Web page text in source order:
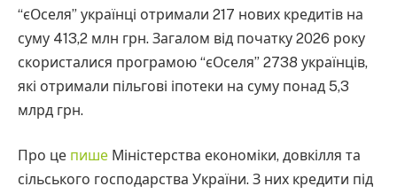
“єОселя” українці отримали 217 нових кредитів на
суму 413,2 млн грн. Загалом від початку 2026 року
скористалися програмою “єОселя” 2738 українців,
які отримали пільгові іпотеки на суму понад 5,3
млрд грн.
Про це пише Міністерства економіки, довкілля та
сільського господарства України. З них кредити під